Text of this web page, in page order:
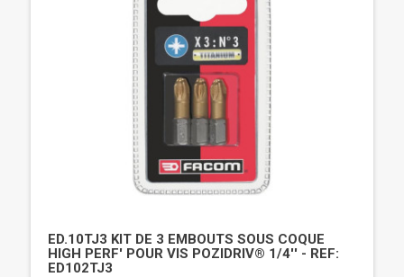
ED.10TJ3 KIT DE 3 EMBOUTS SOUS COQUE
HIGH PERF' POUR VIS POZIDRIV® 1/4'' - REF:
ED102TJ3